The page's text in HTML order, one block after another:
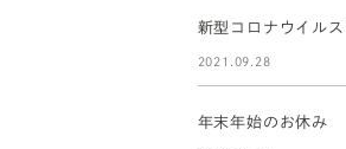
新型コロナウイル
2021.09.28
年末年始のお休み